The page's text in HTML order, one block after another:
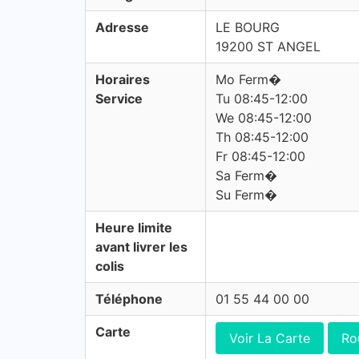
Adresse
LE BOURG
19200 ST ANGEL
Horaires
Service
Mo Ferm�
Tu 08:45-12:00
We 08:45-12:00
Th 08:45-12:00
Fr 08:45-12:00
Sa Ferm�
Su Ferm�
Heure limite
avant livrer les
colis
Téléphone 01 55 44 00 00
Carte Voir La Carte